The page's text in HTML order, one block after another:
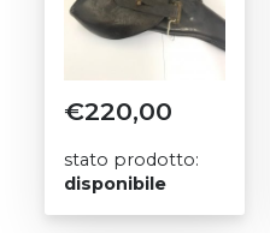
€220,00
stato prodotto:
disponibile